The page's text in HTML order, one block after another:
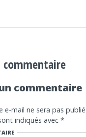
commentaire
e-mail ne sera pas
indiqués avec *